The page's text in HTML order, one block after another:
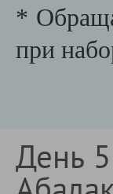
*
при
День